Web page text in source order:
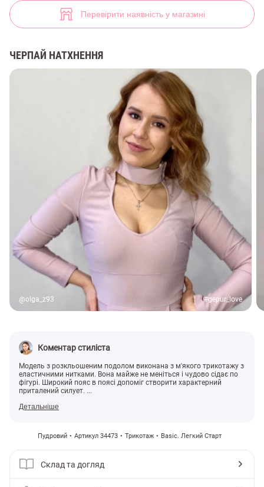
Перевірити наявність у магазині
ЧЕРПАЙ НАТХНЕННЯ
@olga_z93 #gepur_love
Коментар стиліста
Модель з розкльошеним подолом виконана з м'якого трикотажу з
еластичними нитками. Вона майже не меніться і чудово сідає по
фігурі. Широкий пояс в поясі допоміг створити характерний
приталений силует. ...
Детальніше
Пудровий Артикул 34473 Трикотаж Basic. Легкий Старт
Склад та догляд
Жіноче розкльошене плаття (арт. 34473) ♡ інтернет-магазин Gepur